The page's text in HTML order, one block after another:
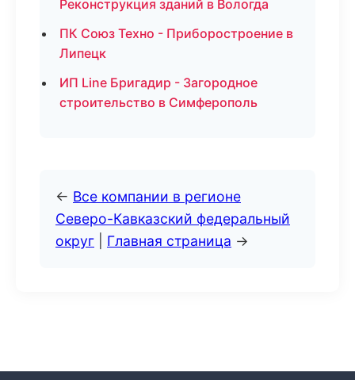
Реконструкция зданий в Вологда
ПК Союз Техно - Приборостроение в
Липецк
ИП Line Бригадир - Загородное
строительство в Симферополь
← Все компании в регионе
Северо-Кавказский федеральный
округ
Главная страница →